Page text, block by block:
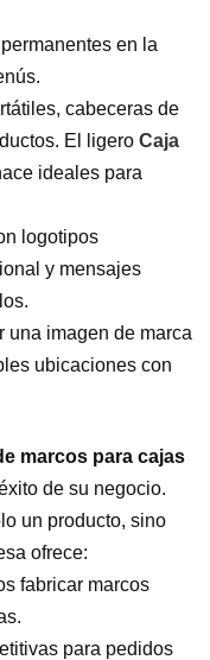
en la
cabeceras de
El ligero Caja
ideales para
logotipos
y mensajes
una imagen de marca
ubicaciones con
marcos para cajas
de su negocio.
un producto, sino
ofrece:
fabricar marcos
para pedidos